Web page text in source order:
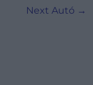
Next Autó →